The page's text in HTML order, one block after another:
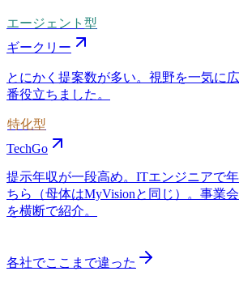
エージェント型
ギークリー
とにかく提案数が多い。視野を一気に
番役立ちました。
特化型
TechGo
提示年収が一段高め。ITエンジニアで
ちら（母体はMyVisionと同じ）。事業
を横断で紹介。
各社でここまで違った